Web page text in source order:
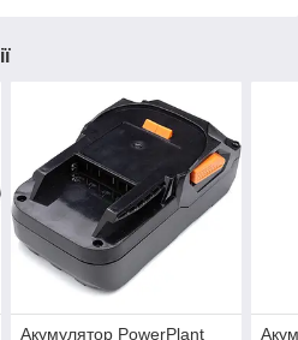
Акумулятор PowerPlant